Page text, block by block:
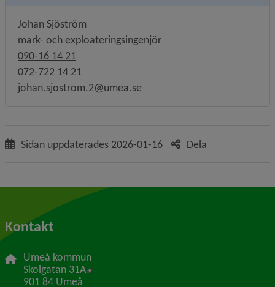
texter.
text
bilden
Johan Sjöström
mark- och exploateringsingenjör
090-16 14 21
072-722 14 21
johan.sjostrom.2@umea.se
Sidan uppdaterades 2026-01-16 Dela
Kontakt
Umeå kommun
Skolgatan 31A Länk till annan webbplats, öppnas i nytt
901 84 Umeå